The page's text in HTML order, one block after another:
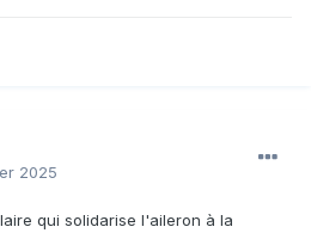
2025
qui solidarise l'aileron à la